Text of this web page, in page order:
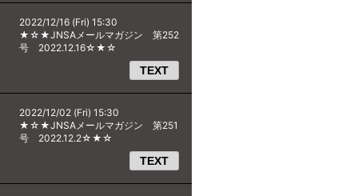
2022/12/16 (Fri) 15:30
★☆★JNSAメールマガジン 第252
号 2022.12.16☆★☆
TEXT
2022/12/02 (Fri) 15:30
★☆★JNSAメールマガジン 第251
号 2022.12.2☆★☆
TEXT